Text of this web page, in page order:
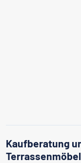
Kaufberatung
Terrassenmöbel